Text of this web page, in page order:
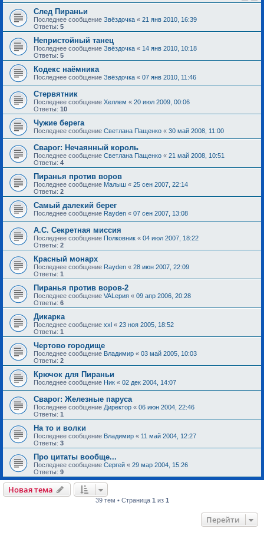
След Пираньи
Последнее сообщение Звёздочка « 21 янв 2010, 16:39
Ответы: 5
Непристойный танец
Последнее сообщение Звёздочка « 14 янв 2010, 10:18
Ответы: 5
Кодекс наёмника
Последнее сообщение Звёздочка « 07 янв 2010, 11:46
Стервятник
Последнее сообщение Хеллем « 20 июл 2009, 00:06
Ответы: 10
Чужие берега
Последнее сообщение Светлана Пащенко « 30 май 2008, 11:00
Сварог: Нечаянный король
Последнее сообщение Светлана Пащенко « 21 май 2008, 10:51
Ответы: 4
Пиранья против воров
Последнее сообщение Малыш « 25 сен 2007, 22:14
Ответы: 2
Самый далекий берег
Последнее сообщение Rayden « 07 сен 2007, 13:08
А.С. Секретная миссия
Последнее сообщение Полковник « 04 июл 2007, 18:22
Ответы: 2
Красный монарх
Последнее сообщение Rayden « 28 июн 2007, 22:09
Ответы: 1
Пиранья против воров-2
Последнее сообщение VALерия « 09 апр 2006, 20:28
Ответы: 6
Дикарка
Последнее сообщение xxl « 23 ноя 2005, 18:52
Ответы: 1
Чертово городище
Последнее сообщение Владимир « 03 май 2005, 10:03
Ответы: 2
Крючок для Пираньи
Последнее сообщение Ник « 02 дек 2004, 14:07
Сварог: Железные паруса
Последнее сообщение Директор « 06 июн 2004, 22:46
Ответы: 1
На то и волки
Последнее сообщение Владимир « 11 май 2004, 12:27
Ответы: 3
Про цитаты вообще...
Последнее сообщение Сергей « 29 мар 2004, 15:26
Ответы: 9
Новая тема
39 тем • Страница 1 из 1
Перейти